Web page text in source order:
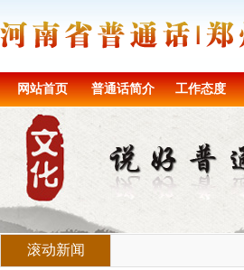
网站首页 普通话简介 工作态度
滚动新闻